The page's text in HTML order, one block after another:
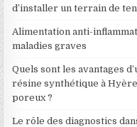
d’installer un terrain de
Alimentation anti-
maladies graves
Quels sont les avantages
résine synthétique à
poreux ?
Le rôle des diagnostics